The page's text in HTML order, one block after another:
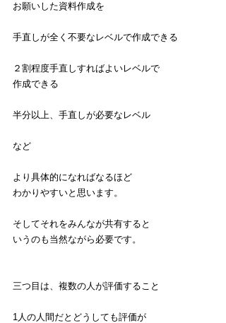
お願いした資料作成を
手直しが全く不要なレベルで作成できる
２割程度手直しすればよいレベルで
作成できる
半分以上、手直しが必要なレベル
など
より具体的になればなるほど
わかりやすいと思います。
そしてそれをみんなが共有すると
いうのも当然ながら必要です。
三つ目は、複数の人が評価すること
1人の人間だとどうしても評価が